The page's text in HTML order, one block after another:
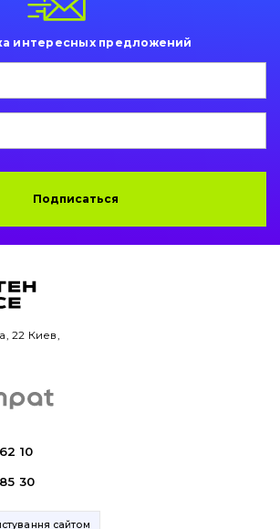
интересных предложений
Подписаться
22 Киев,
10
30
сайтом